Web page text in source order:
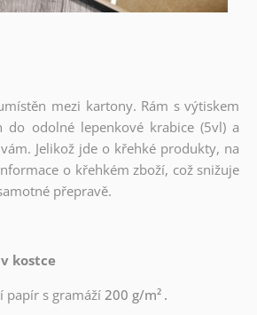
mezi kartony. Rám s výtiskem
do odolné lepenkové krabice (5vl) a
Jelikož jde o křehké produkty, na
o křehkém zboží, což snižuje
přepravě.
kostce
papír s gramáží200 g/m² .